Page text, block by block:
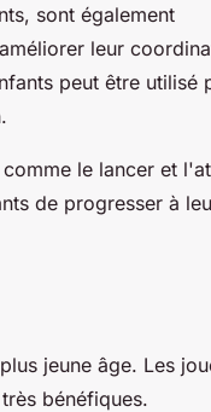
sont également
leur
peut être utilisé
le lancer et
de progresser à
jeune âge. Les
bénéfiques.